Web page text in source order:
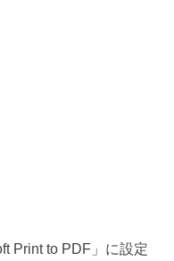
Print to PDF」に設定